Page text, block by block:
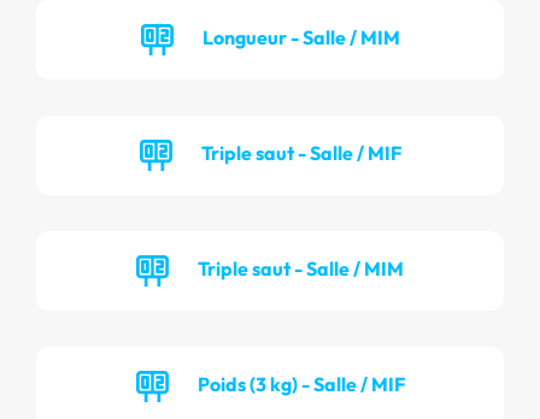
Longueur - Salle / MIM
Triple saut - Salle / MIF
Triple saut - Salle / MIM
Poids (3 kg) - Salle / MIF